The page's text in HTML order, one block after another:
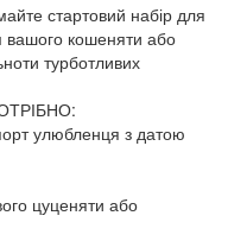
стартовий набір для
вашого кошеняти або
турботливих
улюбленця з датою
цуценяти або